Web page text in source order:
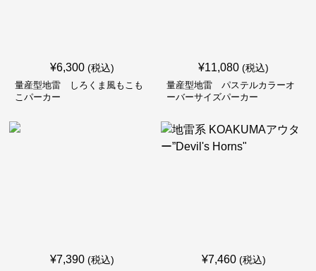
¥6,300 (税込)
量産型地雷 しろくま風もこも
こパーカー
¥11,080 (税込)
量産型地雷 パステルカラーオ
ーバーサイズパーカー
¥7,390 (税込) ¥7,460 (税込)